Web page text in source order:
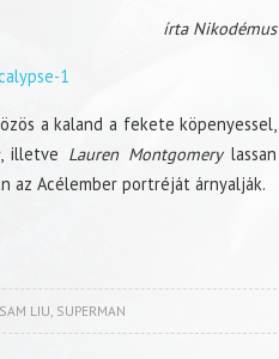
írta Nikodémus
a kaland a fekete köpenyessel,
, illetve Lauren Montgomerylassan
az Acélember portréját árnyalják.
SAM LIU, SUPERMAN